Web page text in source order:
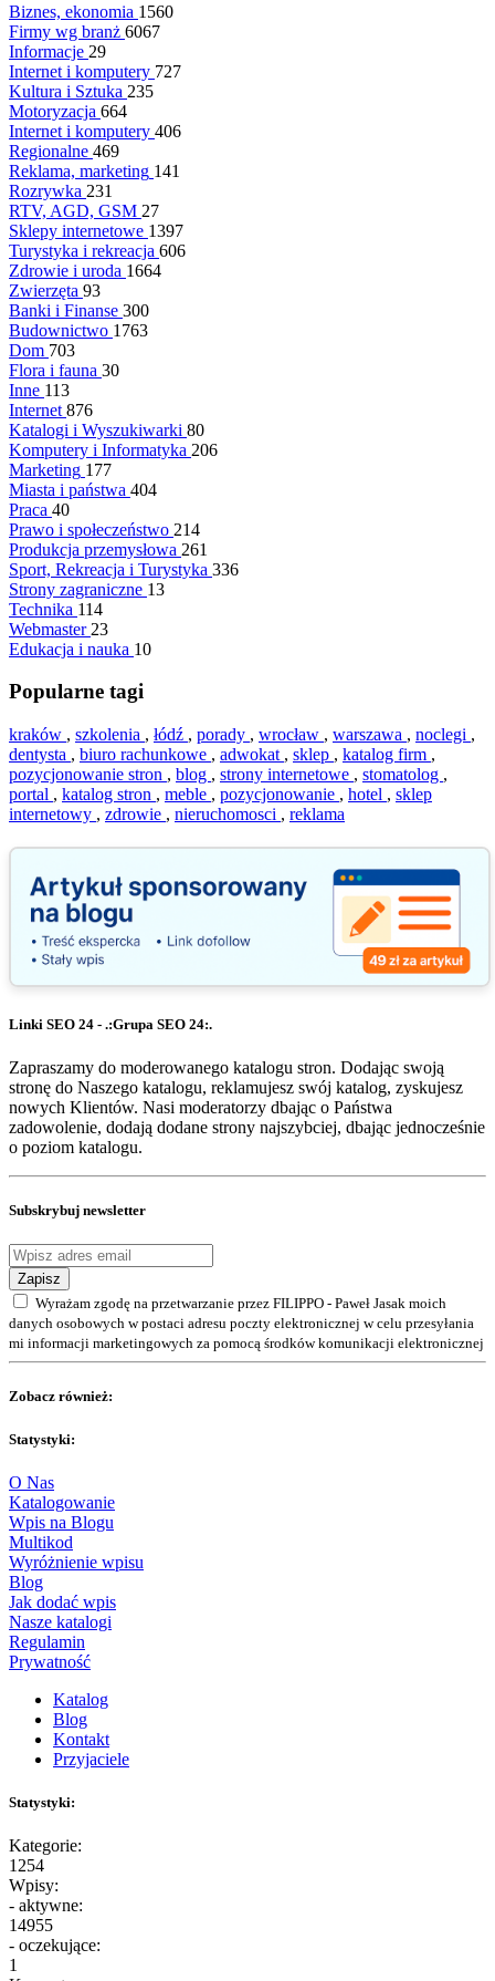
Biznes, ekonomia 1560
Firmy wg branż 6067
Informacje 29
Internet i komputery 727
Kultura i Sztuka 235
Motoryzacja 664
Internet i komputery 406
Regionalne 469
Reklama, marketing 141
Rozrywka 231
RTV, AGD, GSM 27
Sklepy internetowe 1397
Turystyka i rekreacja 606
Zdrowie i uroda 1664
Zwierzęta 93
Banki i Finanse 300
Budownictwo 1763
Dom 703
Flora i fauna 30
Inne 113
Internet 876
Katalogi i Wyszukiwarki 80
Komputery i Informatyka 206
Marketing 177
Miasta i państwa 404
Praca 40
Prawo i społeczeństwo 214
Produkcja przemysłowa 261
Sport, Rekreacja i Turystyka 336
Strony zagraniczne 13
Technika 114
Webmaster 23
Edukacja i nauka 10
Popularne tagi
kraków , szkolenia , łódź , porady , wrocław , warszawa , noclegi ,
dentysta , biuro rachunkowe , adwokat , sklep , katalog firm ,
pozycjonowanie stron , blog , strony internetowe , stomatolog ,
portal , katalog stron , meble , pozycjonowanie , hotel , sklep
internetowy , zdrowie , nieruchomosci , reklama
Linki SEO 24 - .:Grupa SEO 24:.
Zapraszamy do moderowanego katalogu stron. Dodając swoją
stronę do Naszego katalogu, reklamujesz swój katalog, zyskujesz
nowych Klientów. Nasi moderatorzy dbając o Państwa
zadowolenie, dodają dodane strony najszybciej, dbając jednocześnie
o poziom katalogu.
Subskrybuj newsletter
Zapisz
Wyrażam zgodę na przetwarzanie przez FILIPPO - Paweł Jasak moich
danych osobowych w postaci adresu poczty elektronicznej w celu przesyłania
mi informacji marketingowych za pomocą środków komunikacji elektronicznej
Zobacz również:
Statystyki:
O Nas
Katalogowanie
Wpis na Blogu
Multikod
Wyróżnienie wpisu
Blog
Jak dodać wpis
Nasze katalogi
Regulamin
Prywatność
Katalog
Blog
Kontakt
Przyjaciele
Statystyki:
Kategorie:
1254
Wpisy:
- aktywne:
14955
- oczekujące:
1